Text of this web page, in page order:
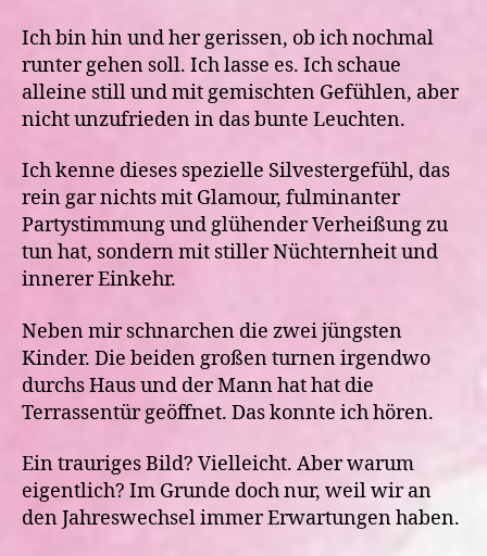
Ich bin hin und her gerissen, ob ich nochmal
runter gehen soll. Ich lasse es. Ich schaue
alleine still und mit gemischten Gefühlen, aber
nicht unzufrieden in das bunte Leuchten.
Ich kenne dieses spezielle Silvestergefühl, das
rein gar nichts mit Glamour, fulminanter
Partystimmung und glühender Verheißung zu
tun hat, sondern mit stiller Nüchternheit und
innerer Einkehr.
Neben mir schnarchen die zwei jüngsten
Kinder. Die beiden großen turnen irgendwo
durchs Haus und der Mann hat hat die
Terrassentür geöffnet. Das konnte ich hören.
Ein trauriges Bild? Vielleicht. Aber warum
eigentlich? Im Grunde doch nur, weil wir an
den Jahreswechsel immer Erwartungen haben.